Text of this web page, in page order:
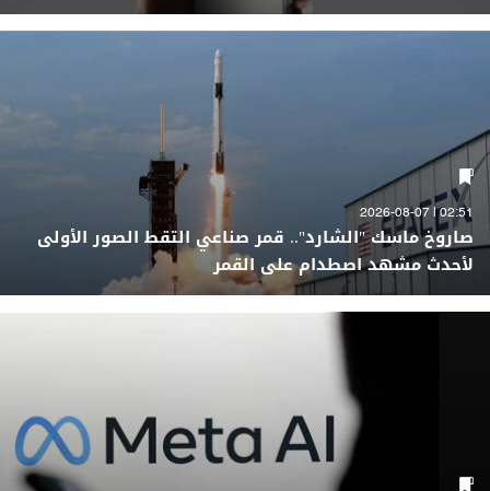
02:51 | 2026-08-07
صاروخ ماسك "الشارد".. قمر صناعي التقط الصور الأولى
لأحدث مشهد اصطدام على القمر